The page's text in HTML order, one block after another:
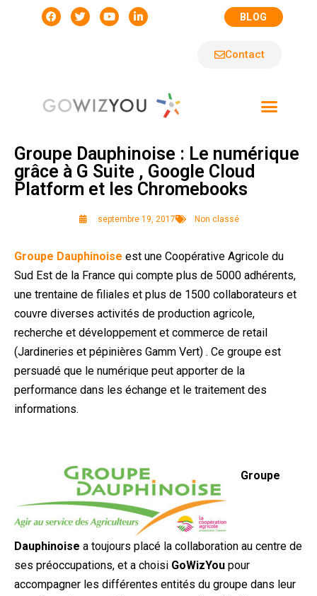
BLOG
Contact
Groupe Dauphinoise : Le numérique
grâce à G Suite , Google Cloud
Platform et les Chromebooks
septembre 19, 2017 Non classé
Groupe Dauphinoise est une Coopérative Agricole du
Sud Est de la France qui compte plus de 5000 adhérents,
une trentaine de filiales et plus de 1500 collaborateurs et
couvre diverses activités de production agricole,
recherche et développement et commerce de retail
(Jardineries et pépinières Gamm Vert) . Ce groupe est
persuadé que le numérique peut apporter de la
performance dans les échange et le traitement des
informations.
Groupe
Dauphinoise a toujours placé la collaboration au centre de
ses préoccupations, et a choisi GoWizYou pour
accompagner les différentes entités du groupe dans leur